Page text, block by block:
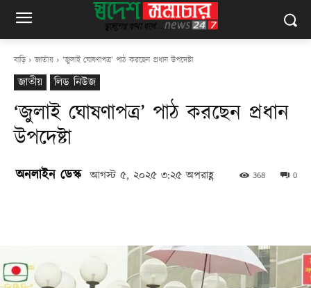
বাড়ি জাতীয় ‘জুলাই ঘোষণাপত্র’ পাঠ করছেন প্রধান উপদেষ্টা
জাতীয় লিড নিউজ
‘জুলাই ঘোষণাপত্র’ পাঠ করছেন প্রধান
উপদেষ্টা
অনলাইন ডেস্ক আগস্ট ৫, ২০২৫ ৩:২৫ অপরাহ্ণ 0
368